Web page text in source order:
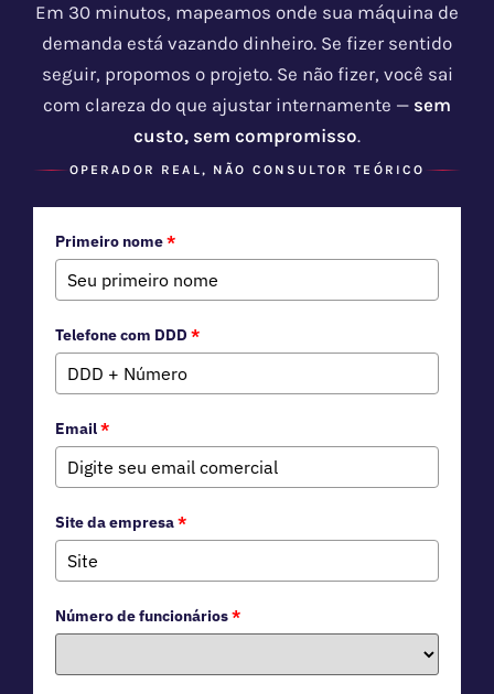
Em 30 minutos, mapeamos onde sua máquina de
demanda está vazando dinheiro. Se fizer sentido
seguir, propomos o projeto. Se não fizer, você sai
com clareza do que ajustar internamente — sem
custo, sem compromisso.
OPERADOR REAL, NÃO CONSULTOR TEÓRICO
Primeiro nome*
Telefone com DDD *
Email*
Site da empresa*
Número de funcionários*